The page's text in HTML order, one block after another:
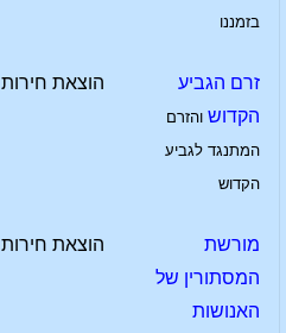
בזמננו
זרם הגביע
הקדוש והזרם
המתנגד לגביע
הקדוש
הוצאת חירות
מורשת
המסתורין של
האנושות
הוצאת חירות